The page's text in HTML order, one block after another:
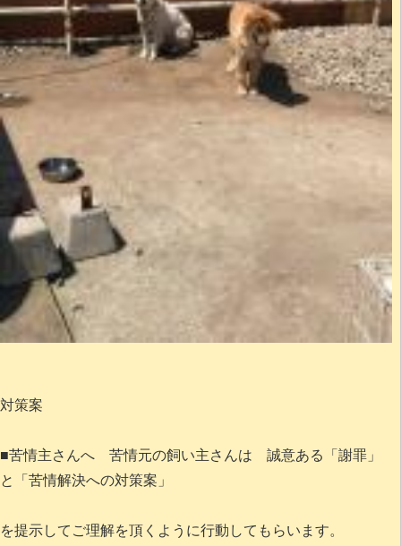
対策案
■苦情主さんへ 苦情元の飼い主さんは 誠意ある「謝罪」
と「苦情解決への対策案」
を提示してご理解を頂くように行動してもらいます。